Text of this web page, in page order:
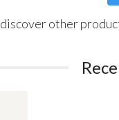
discover other